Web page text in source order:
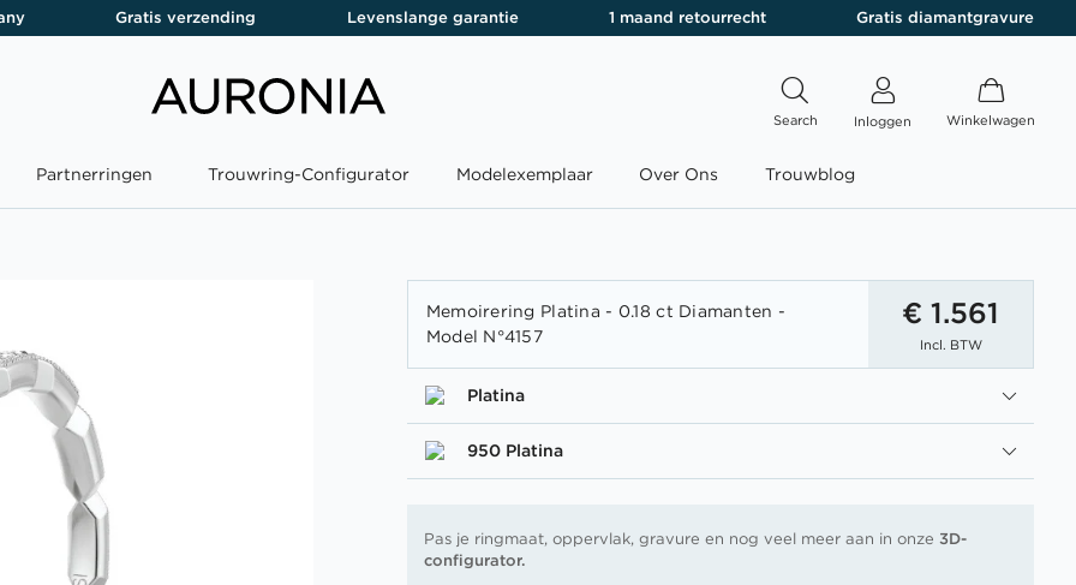
Gratis verzending Levenslange garantie 1 maand retourrecht Gratis diamantgravure
Search Inloggen Winkelwagen
Partnerringen Trouwring-Configurator Modelexemplaar Over Ons Trouwblog
Memoirering Platina - 0.18 ct Diamanten -
Model N°4157
€ 1.561
Incl. BTW
Platina
950 Platina
Pas je ringmaat, oppervlak, gravure en nog veel meer aan in onze3D-
configurator.